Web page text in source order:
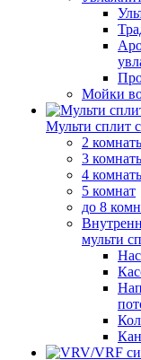
Мойки
Мульти сплит
2
3
4
5 комнат
до 8
мульти